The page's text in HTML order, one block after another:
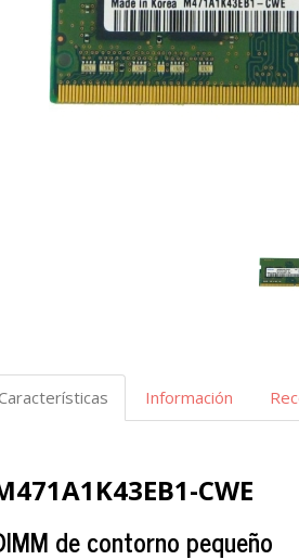
Información
CWE
de contorno pequeño